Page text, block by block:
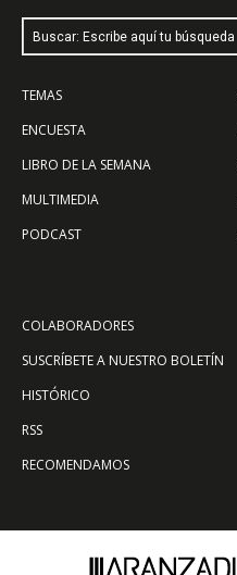
Buscar: Escribe aquí tu búsqueda
TEMAS
ENCUESTA
LIBRO DE LA SEMANA
MULTIMEDIA
PODCAST
COLABORADORES
SUSCRÍBETE A NUESTRO BOLETÍN
HISTÓRICO
RSS
RECOMENDAMOS